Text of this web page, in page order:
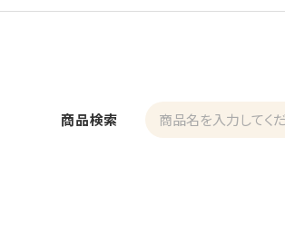
商品検索